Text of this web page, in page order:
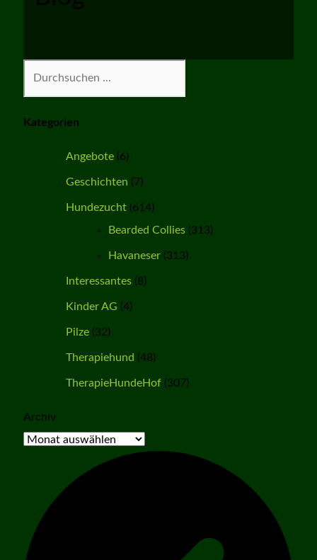
Kategorien
Angebote(6)
Geschichten (7)
Hundezucht(614)
Bearded Collies(313)
Havaneser(313)
Interessantes(8)
Kinder AG (4)
Pilze(32)
Therapiehund (48)
TherapieHundeHof(307)
Archiv